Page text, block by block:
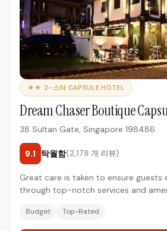
★★ 2-스타 CAPSULE HOTEL
Dream Chaser Boutique
38 Sultan Gate, Singapore 198486
9.1 탁월함(2,178 개 리뷰)
Great care is taken to ensure
through top-notch services and
Budget Top-Rated